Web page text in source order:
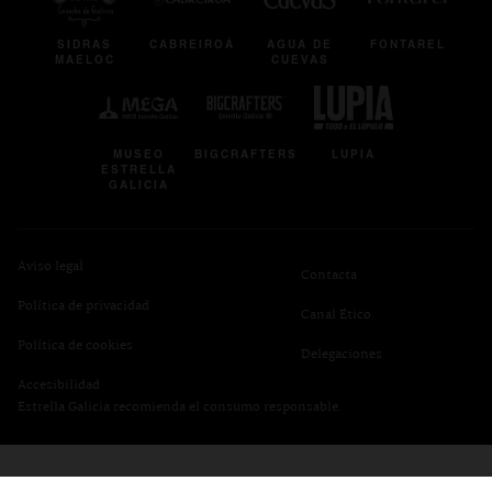
SIDRAS
MAELOC
CABREIROÁ
AGUA DE
CUEVAS
FONTAREL
MUSEO
ESTRELLA
GALICIA
BIGCRAFTERS LUPIA
Estrella Galicia recomienda el consumo responsable.
Aviso legal
Política de privacidad se abre en una pestaña nueva
Política de cookies
Accesibilidad
Contacta
Canal Ético
Delegaciones